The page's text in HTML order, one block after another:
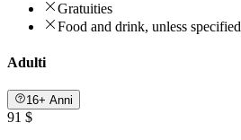
Gratuities
Food and drink, unless specified
Adulti
16+ Anni
91 $